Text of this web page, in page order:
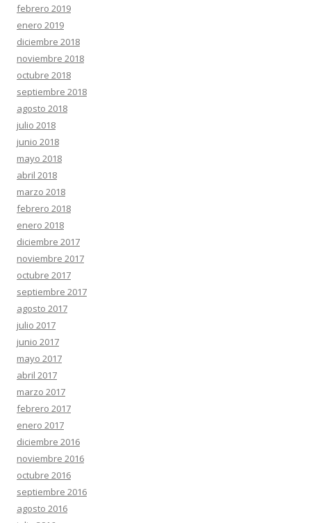
febrero 2019
enero 2019
diciembre 2018
noviembre 2018
octubre 2018
septiembre 2018
agosto 2018
julio 2018
junio 2018
mayo 2018
abril 2018
marzo 2018
febrero 2018
enero 2018
diciembre 2017
noviembre 2017
octubre 2017
septiembre 2017
agosto 2017
julio 2017
junio 2017
mayo 2017
abril 2017
marzo 2017
febrero 2017
enero 2017
diciembre 2016
noviembre 2016
octubre 2016
septiembre 2016
agosto 2016